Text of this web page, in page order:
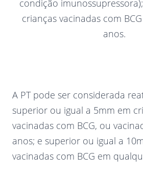
condição
crianças vacinadas com
anos.
A PT pode ser considerada
superior ou igual a 5mm em
vacinadas com BCG, ou
anos; e superior ou igual a
vacinadas com BCG em